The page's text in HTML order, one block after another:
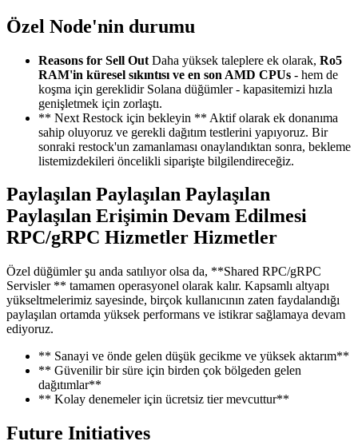
Özel Node'nin durumu
Reasons for Sell Out Daha yüksek taleplere ek olarak, Ro5
RAM'in küresel sıkıntısı ve en son AMD CPUs - hem de
koşma için gereklidir Solana düğümler - kapasitemizi hızla
genişletmek için zorlaştı.
** Next Restock için bekleyin ** Aktif olarak ek donanıma
sahip oluyoruz ve gerekli dağıtım testlerini yapıyoruz. Bir
sonraki restock'un zamanlaması onaylandıktan sonra, bekleme
listemizdekileri öncelikli siparişte bilgilendireceğiz.
Paylaşılan Paylaşılan Paylaşılan
Paylaşılan Erişimin Devam Edilmesi
RPC/gRPC Hizmetler Hizmetler
Özel düğümler şu anda satılıyor olsa da, **Shared RPC/gRPC
Servisler ** tamamen operasyonel olarak kalır. Kapsamlı altyapı
yükseltmelerimiz sayesinde, birçok kullanıcının zaten faydalandığı
paylaşılan ortamda yüksek performans ve istikrar sağlamaya devam
ediyoruz.
** Sanayi ve önde gelen düşük gecikme ve yüksek aktarım**
** Güvenilir bir süre için birden çok bölgeden gelen
dağıtımlar**
** Kolay denemeler için ücretsiz tier mevcuttur**
Future Initiatives